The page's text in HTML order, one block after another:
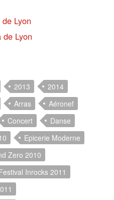
Lyon
Lyon
2013
2014
Arras
Aéronef
Concert
Danse
Epicerie Moderne
Zero 2010
Inrocks 2011